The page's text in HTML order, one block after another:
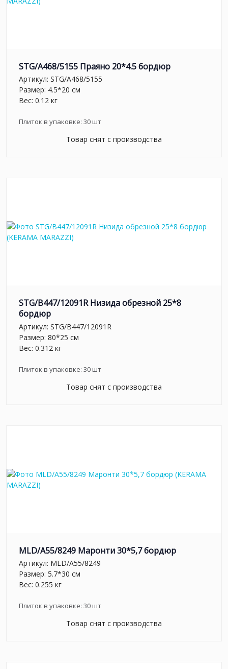
STG/A468/5155 Праяно 20*4.5 бордюр
Артикул: STG/A468/5155
Размер: 4.5*20 см
Вес: 0.12 кг
Плиток в упаковке: 30шт
Товар снят с производства
STG/B447/12091R Низида обрезной 25*8
бордюр
Артикул: STG/B447/12091R
Размер: 80*25 см
Вес: 0.312 кг
Плиток в упаковке: 30шт
Товар снят с производства
MLD/A55/8249 Маронти 30*5,7 бордюр
Артикул: MLD/A55/8249
Размер: 5.7*30 см
Вес: 0.255 кг
Плиток в упаковке: 30шт
Товар снят с производства